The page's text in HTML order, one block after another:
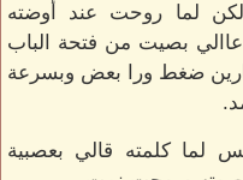
لما روحت عند أوضته
بصيت من فتحة الباب
ضغط ورا بعض وبسرعة
كلمته قالي بعصبية